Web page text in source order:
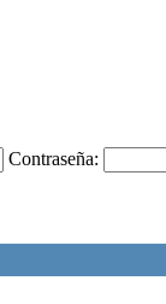
Contraseña: